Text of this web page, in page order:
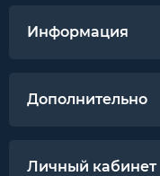
Информация
Дополнительно
Личный кабинет